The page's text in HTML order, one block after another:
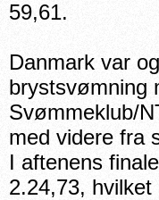
59,61.
Danmark var
brystsvømning
Svømmeklub/
med videre fra
I aftenens
2.24,73,